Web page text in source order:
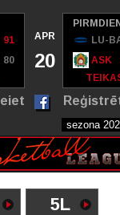
91
80
APR
20
LU-
ASK
Ieiet
5L